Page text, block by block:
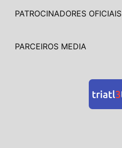
PATROCINADORES OFICIAIS
PARCEIROS MEDIA